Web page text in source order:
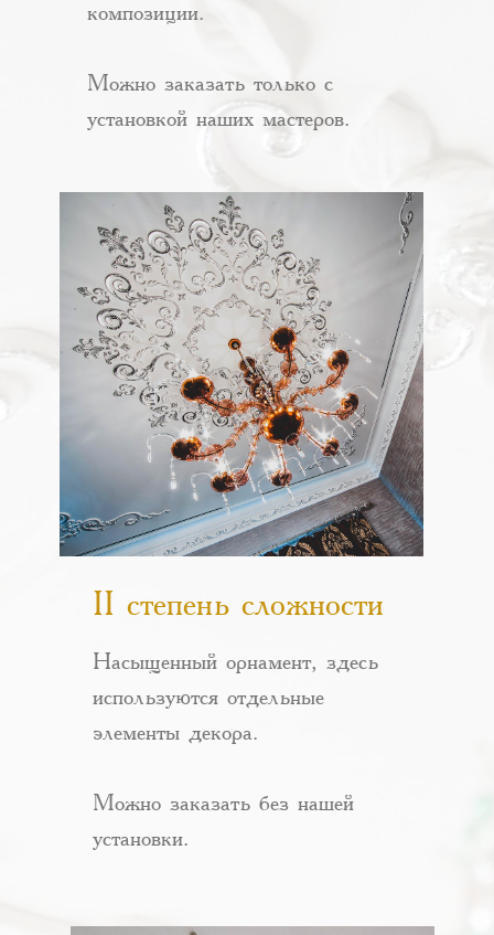
композиции.
Можно заказать только с
установкой наших мастеров.
II степень сложности
Насыщенный орнамент, здесь
используются отдельные
элементы декора.
Можно заказать без нашей
установки.